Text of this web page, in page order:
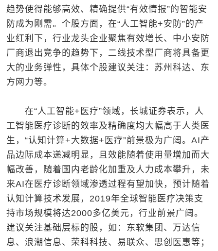
趋势使得能够高效、精确提供“有效情报”的智能安
防成为刚需。个股方面，在“人工智能+安防”的产
业红利下，行业龙头企业聚焦有效增长、中小安防
厂商退出竞争的趋势下，二线技术型厂商将具备更
大的业务弹性，具体个股建议关注：苏州科达、东
方网力等。
在“人工智能+医疗”领域，长城证券表示，人
工智能医疗诊断的效率及精确度均大幅高于人类医
生，“认知计算+大数据+医疗”前景极为广阔。AI产
品边际成本递减明显，且效能随着使用量增加而大
幅改善，随着国内老龄化加重及人力成本攀升，未
来AI在医疗诊断领域渗透过程有望加快，预计随着
认知计算技术发展，2019年全球智能医疗决策支
持市场规模将达2000多亿美元，行业前景广阔。
建议关注基础层标的股，如：东软集团、万达信
息、浪潮信息、荣科科技、易联众、思创医惠等；